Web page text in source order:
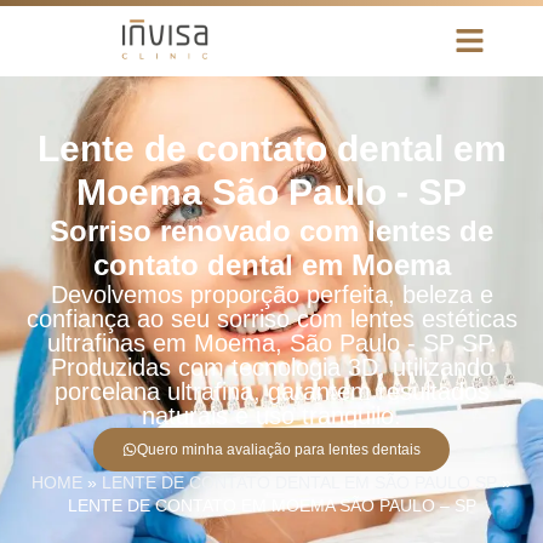
Lente de contato dental em
Moema São Paulo - SP
Sorriso renovado com lentes de
contato dental em Moema
Devolvemos proporção perfeita, beleza e
confiança ao seu sorriso com lentes estéticas
ultrafinas em Moema, São Paulo - SP SP.
Produzidas com tecnologia 3D, utilizando
porcelana ultrafina, garantem resultados
naturais e uso tranquilo.
Quero minha avaliação para lentes dentais
HOME » LENTE DE CONTATO DENTAL EM SÃO PAULO SP »
LENTE DE CONTATO EM MOEMA SÃO PAULO – SP